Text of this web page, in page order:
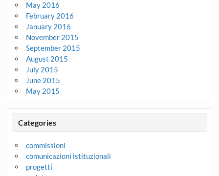
May 2016
February 2016
January 2016
November 2015
September 2015
August 2015
July 2015
June 2015
May 2015
Categories
commissioni
comunicazioni istituzionali
progetti